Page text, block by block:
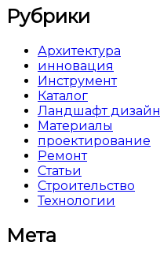
Рубрики
Архитектура
инновация
Инструмент
Каталог
Ландшафт дизайн
Материалы
проектирование
Ремонт
Статьи
Строительство
Технологии
Мета